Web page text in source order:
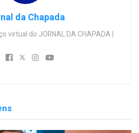
da Chapada
virtual do JORNAL DA CHAPADA |